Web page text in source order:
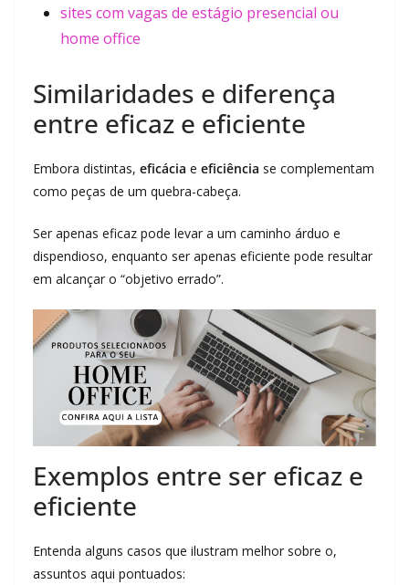
sites com vagas de estágio presencial ou
home office
Similaridades e diferença
entre eficaz e eficiente
Embora distintas, eficácia e eficiência se complementam
como peças de um quebra-cabeça.
Ser apenas eficaz pode levar a um caminho árduo e
dispendioso, enquanto ser apenas eficiente pode resultar
em alcançar o “objetivo errado”.
Exemplos entre ser eficaz e
eficiente
Entenda alguns casos que ilustram melhor sobre o,
assuntos aqui pontuados: